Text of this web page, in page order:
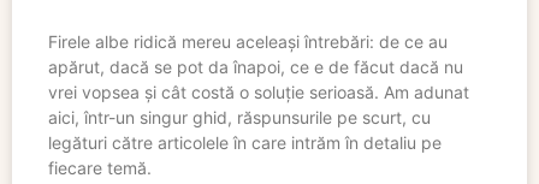
Firele albe ridică mereu aceleași întrebări: de ce au
apărut, dacă se pot da înapoi, ce e de făcut dacă nu
vrei vopsea și cât costă o soluție serioasă. Am adunat
aici, într-un singur ghid, răspunsurile pe scurt, cu
legături către articolele în care intrăm în detaliu pe
fiecare temă.